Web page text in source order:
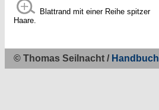
Blattrand mit einer Reihe spitzer
Haare.
© Thomas Seilnacht / Handbuch